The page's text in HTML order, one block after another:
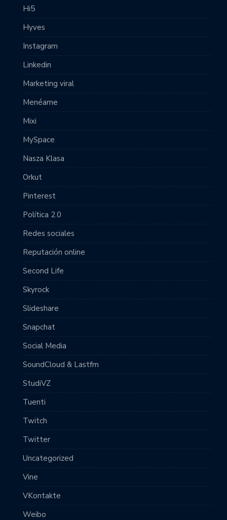
Hi5
Hyves
Instagram
Linkedin
Marketing viral
Menéame
Mixi
MySpace
Nasza Klasa
Orkut
Pinterest
Política 2.0
Redes sociales
Reputación online
Second Life
Skyrock
Slideshare
Snapchat
Social Media
SoundCloud & Lastfm
StudiVZ
Tuenti
Twitch
Twitter
Uncategorized
Vine
VKontakte
Weibo